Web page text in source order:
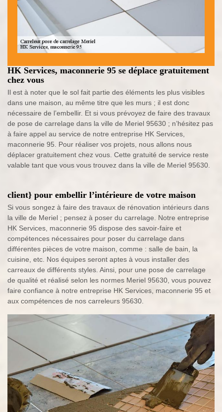
HK Services, maconnerie 95 se déplace gratuitement
chez vous
Il est à noter que le sol fait partie des éléments les plus visibles
dans une maison, au même titre que les murs ; il est donc
nécessaire de l’embellir. Et si vous prévoyez de faire des travaux
de pose de carrelage dans la ville de Meriel 95630 ; n’hésitez pas
à faire appel au service de notre entreprise HK Services,
maconnerie 95. Pour réaliser vos projets, nous allons nous
déplacer gratuitement chez vous. Cette gratuité de service reste
valable tant que vous vous trouvez dans la ville de Meriel 95630.
client} pour embellir l’intérieure de votre maison
Si vous songez à faire des travaux de rénovation intérieurs dans
la ville de Meriel ; pensez à poser du carrelage. Notre entreprise
HK Services, maconnerie 95 dispose des savoir-faire et
compétences nécessaires pour poser du carrelage dans
différentes pièces de votre maison, comme : salle de bain, la
cuisine, etc. Nos équipes seront aptes à vous installer des
carreaux de différents styles. Ainsi, pour une pose de carrelage
de qualité et réalisé selon les normes Meriel 95630, vous pouvez
faire confiance à notre entreprise HK Services, maconnerie 95 et
aux compétences de nos carreleurs 95630.